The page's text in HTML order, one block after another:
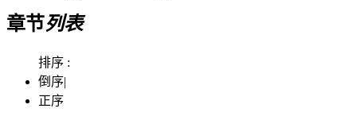
章节列表
排序 :
倒序|
正序